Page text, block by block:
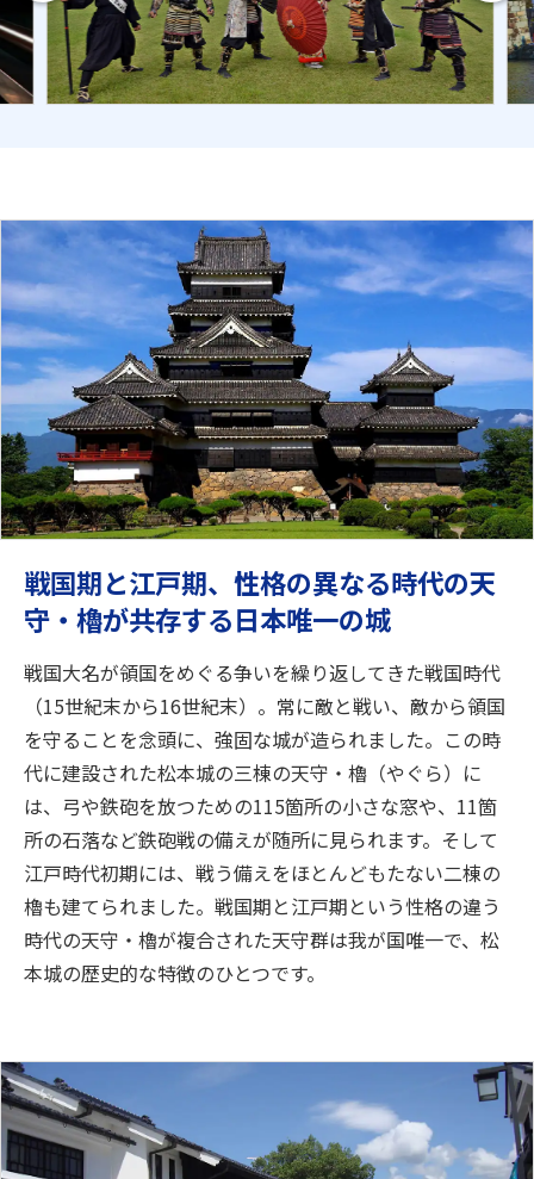
戦国期と江戸期、性格の異なる時代の天
守・櫓が共存する日本唯一の城
戦国大名が領国をめぐる争いを繰り返してきた戦国時代
（15世紀末から16世紀末）。常に敵と戦い、敵から領国
を守ることを念頭に、強固な城が造られました。この時
代に建設された松本城の三棟の天守・櫓（やぐら）に
は、弓や鉄砲を放つための115箇所の小さな窓や、11箇
所の石落など鉄砲戦の備えが随所に見られます。そして
江戸時代初期には、戦う備えをほとんどもたない二棟の
櫓も建てられました。戦国期と江戸期という性格の違う
時代の天守・櫓が複合された天守群は我が国唯一で、松
本城の歴史的な特徴のひとつです。